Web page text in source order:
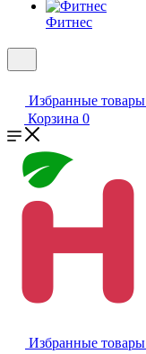
Фитнес
Избранные товары
Корзина 0
Избранные товары